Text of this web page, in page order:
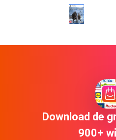
Download de
900+